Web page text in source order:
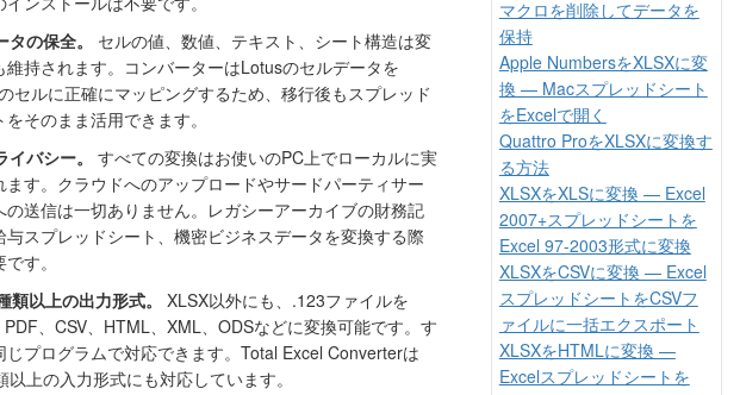
タの保全。
セルの値、数値、テキスト、シート構造は変
維持されます。コンバーターはLotusのセルデータを
セルに正確にマッピングするため、移行後もスプレッド
をそのまま活用できます。
イバシー。
すべての変換はお使いのPC上でローカルに実
ます。クラウドへのアップロードやサードパーティサー
の送信は一切ありません。レガシーアーカイブの財務記
与スプレッドシート、機密ビジネスデータを変換する際
す。
類以上の出力形式。
XLSX以外にも、.123ファイルを
PDF、CSV、HTML、XML、ODSなどに変換可能です。す
じプログラムで対応できます。Total Excel Converterは
以上の入力形式にも対応しています。
マクロを削除してデータを
保持
Apple NumbersをXLSXに変
換 — Macスプレッドシート
をExcelで開く
Quattro ProをXLSXに変換す
る方法
XLSXをXLSに変換 — Excel
2007+スプレッドシートを
Excel 97-2003形式に変換
XLSXをCSVに変換 — Excel
スプレッドシートをCSVフ
ァイルに一括エクスポート
XLSXをHTMLに変換 —
Excelスプレッドシートを